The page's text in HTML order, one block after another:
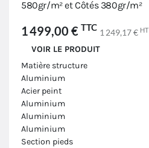
580gr/m² et Côtés 380gr/m²
1 499,00 € TTC 1 249,17 € HT
VOIR LE PRODUIT
Matière structure
Aluminium
Acier peint
Aluminium
Aluminium
Aluminium
Section pieds